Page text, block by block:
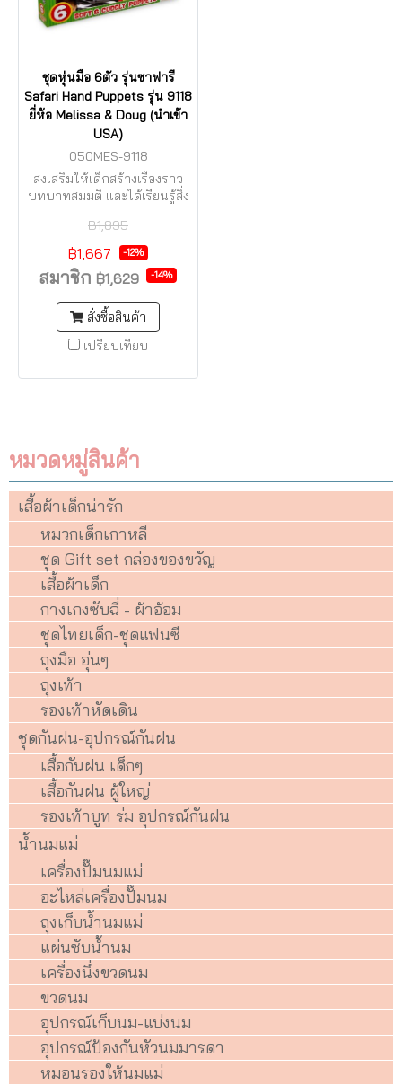
ชุดหุ่นมือ 6ตัว รุ่นซาฟารี
Safari Hand Puppets รุ่น 9118
ยี่ห้อ Melissa & Doug (นำเข้า
USA)
050MES-9118
ส่งเสริมให้เด็กสร้างเรื่องราว
บทบาทสมมติ และได้เรียนรู้สิ่ง
฿1,895
฿1,667 -12%
สมาชิก ฿1,629 -14%
สั่งซื้อสินค้า
เปรียบเทียบ
หมวดหมู่สินค้า
เสื้อผ้าเด็กน่ารัก
หมวกเด็กเกาหลี
ชุด Gift set กล่องของขวัญ
เสื้อผ้าเด็ก
กางเกงซับฉี่ - ผ้าอ้อม
ชุดไทยเด็ก-ชุดแฟนซี
ถุงมือ อุ่นๆ
ถุงเท้า
รองเท้าหัดเดิน
ชุดกันฝน-อุปกรณ์กันฝน
เสื้อกันฝน เด็กๆ
เสื้อกันฝน ผู้ใหญ่
รองเท้าบูท ร่ม อุปกรณ์กันฝน
น้ำนมแม่
เครื่องปั๊มนมแม่
อะไหล่เครื่องปั๊มนม
ถุงเก็บน้ำนมแม่
แผ่นซับน้ำนม
เครื่องนึ่งขวดนม
ขวดนม
อุปกรณ์เก็บนม-แบ่งนม
อุปกรณ์ป้องกันหัวนมมารดา
หมอนรองให้นมแม่